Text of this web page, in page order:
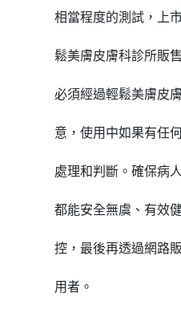
相當程度的測試，上
鬆美膚皮膚科診所販
必須經過輕鬆美膚皮
意，使用中如果有任
處理和判斷。 確保病
都能安全無虞、有效
控，最後再透過網路
用者。